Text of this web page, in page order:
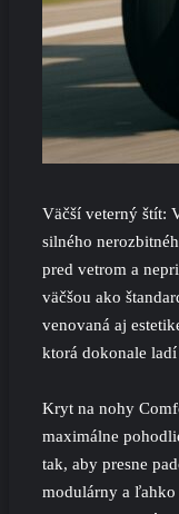
Väčší veterný štít:
silného
pred vetrom a
väčšou ako
venovaná aj
ktorá dokonale
Kryt na nohy
maximálne
tak, aby presne
modulárny a